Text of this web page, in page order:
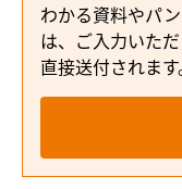
わかる資料やパ
は、ご入力いた
直接送付されます